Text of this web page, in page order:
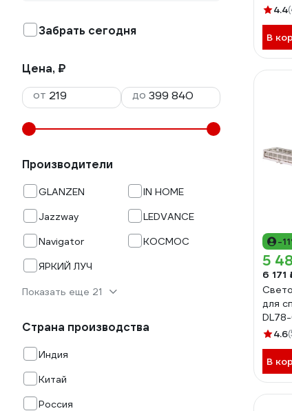
Забрать сегодня
Цена, ₽
от
до
Производители
GLANZEN
IN HOME
Jazzway
LEDVANCE
Navigator
КОСМОС
ЯРКИЙ ЛУЧ
Показать еще 21
Страна производства
Индия
Китай
Россия
шнур
4.4
В
-
5
6 171
для
4.6
В